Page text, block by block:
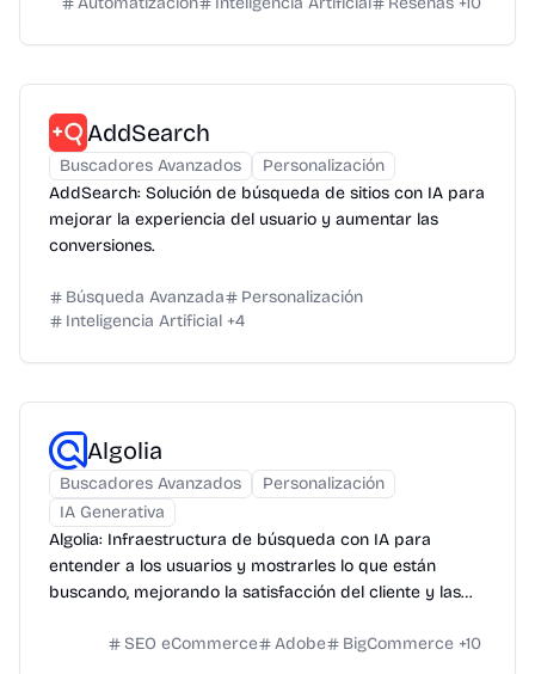
AddSearch
Buscadores Avanzados
Personalización
AddSearch: Solución de búsqueda de sitios con IA para
mejorar la experiencia del usuario y aumentar las
conversiones.
Búsqueda Avanzada
Personalización
Inteligencia Artificial +4
Algolia
Buscadores Avanzados
Personalización
IA Generativa
Algolia: Infraestructura de búsqueda con IA para
entender a los usuarios y mostrarles lo que están
buscando, mejorando la satisfacción del cliente y las
SEO eCommerce
Adobe BigCommerce +10